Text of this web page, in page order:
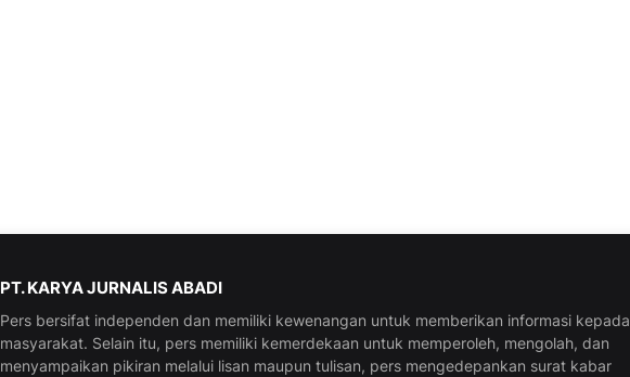
PT. KARYA JURNALIS ABADI
Pers bersifat independen dan memiliki kewenangan untuk memberikan informasi kepada
masyarakat. Selain itu, pers memiliki kemerdekaan untuk memperoleh, mengolah, dan
menyampaikan pikiran melalui lisan maupun tulisan, pers mengedepankan surat kabar